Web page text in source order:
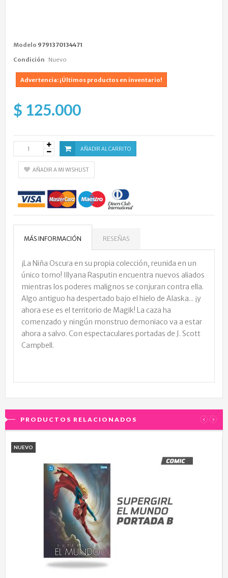
Modelo 9791370134471
Condición Nuevo
Advertencia: ¡Últimos productos en inventario!
$ 125.000
AÑADIR AL CARRITO
AÑADIR A MI WISHLIST
MÁS INFORMACIÓN RESEÑAS
¡La Niña Oscura en su propia colección, reunida en un
único tomo! Illyana Rasputin encuentra nuevos aliados
mientras los poderes malignos se conjuran contra ella.
Algo antiguo ha despertado bajo el hielo de Alaska... ¡y
ahora ese es el territorio de Magik! La caza ha
comenzado y ningún monstruo demoniaco va a estar
ahora a salvo. Con espectaculares portadas de J. Scott
Campbell.
PRODUCTOS RELACIONADOS ‹ ›
NUEVO